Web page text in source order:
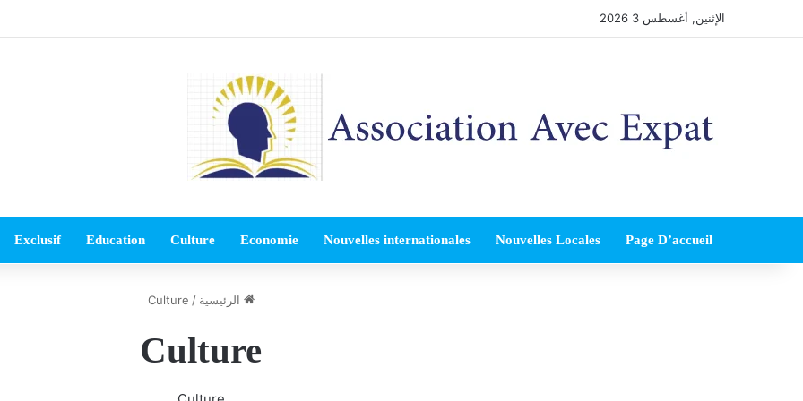
الإثنين, أغسطس 3 2026
Page D’accueil
Nouvelles Locales
Nouvelles internationales
Economie
Culture
Education
Exclusif
الرئيسية /
Culture
Culture